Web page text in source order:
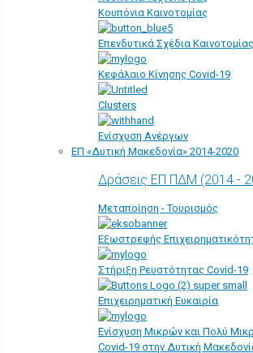
Κουπόνια Καινοτομίας
Επενδυτικά Σχέδια Καινοτομίας
Κεφάλαιο Κίνησης Covid-19
Clusters
Ενίσχυση Ανέργων
ΕΠ «Δυτική Μακεδονία» 2014-2020
Δράσεις ΕΠ ΠΔΜ (2014 -
Μεταποίηση - Τουρισμός
Εξωστρεφής
Στήριξη Ρευστότητας Covid-19
Επιχειρηματική Ευκαιρία
Ενίσχυση Μικρών και Πολύ
Covid-19 στην Δυτική